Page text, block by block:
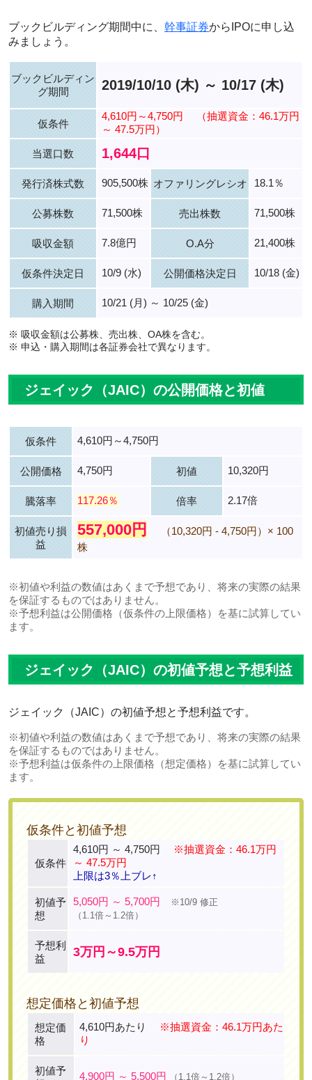
ブックビルディング期間中に、 幹事証券からIPOに申し込
みましょう。
ブックビルディン
グ期間
2019/10/10 (木) ～ 10/17 (木)
仮条件
4,610円～4,750円
（抽選資金：46.1万円
～ 47.5万円）
当選口数 1,644口
発行済株式数 905,500株 オファリングレシオ 18.1％
公募株数 71,500株 売出株数 71,500株
吸収金額 7.8億円 O.A分 21,400株
仮条件決定日 10/9 (水) 公開価格決定日 10/18 (金)
購入期間 10/21 (月) ～ 10/25 (金)
※ 吸収金額は公募株、売出株、OA株を含む。
※ 申込・購入期間は各証券会社で異なります。
ジェイック（JAIC）の公開価格と初値
仮条件 4,610円～4,750円
公開価格 4,750円 初値 10,320円
騰落率 117.26％ 倍率 2.17倍
初値売り損
益
557,000円
（10,320円 - 4,750円）× 100
株
※初値や利益の数値はあくまで予想であり、将来の実際の結果
を保証するものではありません。
※予想利益は公開価格（仮条件の上限価格）を基に試算してい
ます。
ジェイック（JAIC）の初値予想と予想利益
ジェイック（JAIC）の初値予想と予想利益です。
※初値や利益の数値はあくまで予想であり、将来の実際の結果
を保証するものではありません。
※予想利益は仮条件の上限価格（想定価格）を基に試算してい
ます。
仮条件と初値予想
仮条件
4,610円 ～ 4,750円
※抽選資金：46.1万円
～ 47.5万円
上限は3％上ブレ↑
初値予
想
5,050円 ～ 5,700円
※10/9 修正
（1.1倍～1.2倍）
予想利
益
3万円～9.5万円
想定価格と初値予想
想定価
格
4,610円あたり
※抽選資金：46.1万円あた
り
初値予
4,900円 ～ 5,500円 （1.1倍～1.2倍）